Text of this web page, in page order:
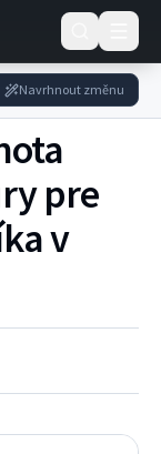
Navrhnout změnu
pre
v